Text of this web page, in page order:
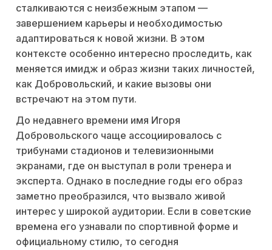
сталкиваются с неизбежным этапом —
завершением карьеры и необходимостью
адаптироваться к новой жизни. В этом
контексте особенно интересно проследить, как
меняется имидж и образ жизни таких личностей,
как Добровольский, и какие вызовы они
встречают на этом пути.
До недавнего времени имя Игоря
Добровольского чаще ассоциировалось с
трибунами стадионов и телевизионными
экранами, где он выступал в роли тренера и
эксперта. Однако в последние годы его образ
заметно преобразился, что вызвало живой
интерес у широкой аудитории. Если в советские
времена его узнавали по спортивной форме и
официальному стилю, то сегодня